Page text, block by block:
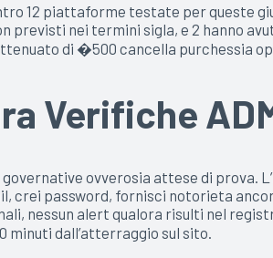
12 piattaforme testate per queste
previsti nei termini sigla, e 2 hanno
di �500 cancella purchessia
Verifiche
ovverosia attese di prova.
crei password, fornisci notorieta
nessun alert qualora risulti nel
minuti dall’atterraggio sul sito.